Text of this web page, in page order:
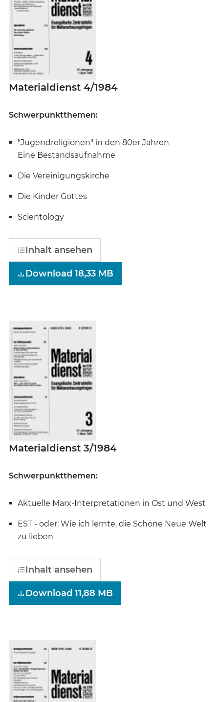
Materialdienst 4/1984
Schwerpunktthemen:
"Jugendreligionen" in den 80er Jahren
Eine Bestandsaufnahme
Die Vereinigungskirche
Die Kinder Gottes
Scientology
Inhalt ansehen
Download 18,33 MB
Materialdienst 3/1984
Schwerpunktthemen:
Aktuelle Marx-Interpretationen in Ost und West
EST - oder: Wie ich lernte, die Schöne Neue Welt
zu lieben
Inhalt ansehen
Download 11,88 MB